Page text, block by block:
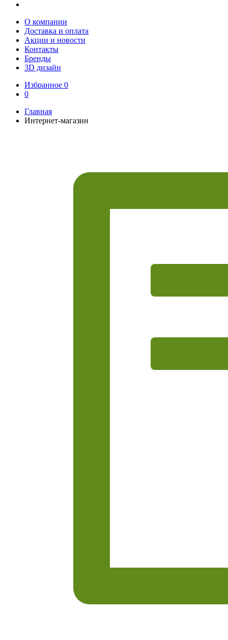
О компании
Доставка и оплата
Акции и новости
Контакты
Бренды
3D дизайн
Избранное 0
0
Главная
Интернет-магазин